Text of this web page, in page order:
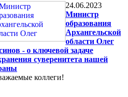
24.06.2023
Министр
образования
Архангельской
области Олег
- о ключевой задаче
суверенитета нашей
коллеги!